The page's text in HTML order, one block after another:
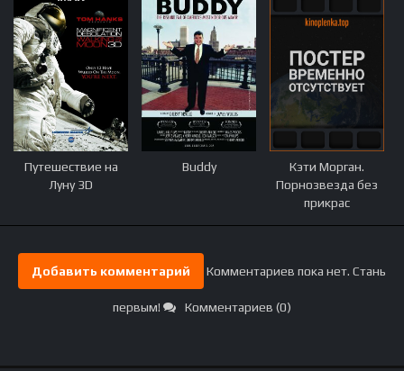
Путешествие на
Луну 3D
Buddy
Кэти Морган.
Порнозвезда без
прикрас
Добавить комментарий Комментариев пока нет. Стань
первым! Комментариев (0)